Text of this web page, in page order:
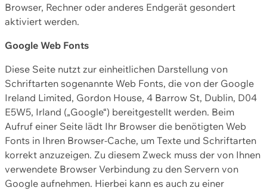
Browser, Rechner oder anderes Endgerät gesondert
aktiviert werden.
Google Web Fonts
Diese Seite nutzt zur einheitlichen Darstellung von
Schriftarten sogenannte Web Fonts, die von der Google
Ireland Limited, Gordon House, 4 Barrow St, Dublin, D04
E5W5, Irland („Google“) bereitgestellt werden. Beim
Aufruf einer Seite lädt Ihr Browser die benötigten Web
Fonts in Ihren Browser-Cache, um Texte und Schriftarten
korrekt anzuzeigen. Zu diesem Zweck muss der von Ihnen
verwendete Browser Verbindung zu den Servern von
Google aufnehmen. Hierbei kann es auch zu einer